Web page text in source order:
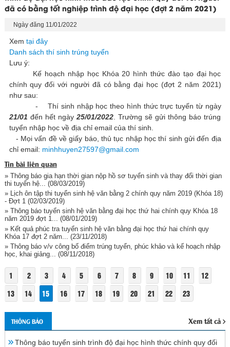
đã có bằng tốt nghiệp trình độ đại học (đợt 2 năm 2021)
Ngày đăng 11/01/2022
Xem tại đây
Danh sách thí sinh trúng tuyển
Lưu ý:
Kế hoạch nhập học Khóa 20 hình thức đào tạo đại học
chính quy đối với người đã có bằng đại học (đợt 2 năm 2021)
như sau:
- Thí sinh nhập học theo hình thức trực tuyến từ ngày
21/01 đến hết ngày 25/01/2022. Trường sẽ gửi thông báo trúng
tuyển nhập học về địa chỉ email của thí sinh.
- Mọi vấn đề về giấy báo, thủ tục nhập học thí sinh gửi đến địa
chỉ email: minhhuyen27597@gmail.com
Tin bài liên quan
» Thông báo gia hạn thời gian nộp hồ sơ tuyển sinh và thay đổi thời gian
thi tuyển hệ...
(08/03/2019)
» Lịch ôn tập thi tuyển sinh hệ văn bằng 2 chính quy năm 2019 (Khóa 18)
- Đợt 1(02/03/2019)
» Thông báo tuyển sinh hệ văn bằng đại học thứ hai chính quy Khóa 18
năm 2019 đợt 1... (08/01/2019)
» Kết quả phúc tra tuyển sinh hệ văn bằng đại học thứ hai chính quy
Khóa 17 đợt 2 năm...
(23/11/2018)
» Thông báo v/v công bố điểm trúng tuyển, phúc khảo và kế hoạch nhập
học, khai giảng... (08/11/2018)
1 2 3 4 5 6 7 8 9 10 11
12
13
14 15 16 17 18 19 20 21 22 23
THÔNG BÁO Xem tất cả
Thông báo tuyển sinh trình độ đại học hình thức chính quy đối